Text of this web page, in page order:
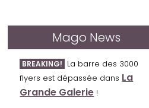
Mago News
BREAKING! La barre des 3000
flyers est dépassée dans La
Grande Galerie !